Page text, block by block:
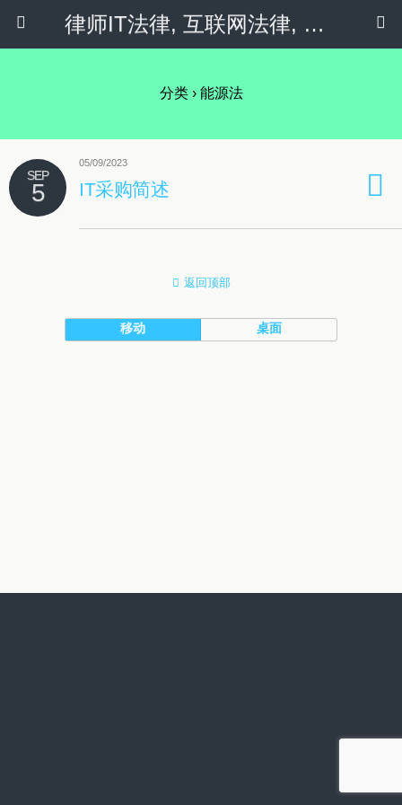
律师IT法律, 互联网法律, 隐私政策 & 社会化媒体
分类 ›能源法
SEP
5
05/09/2023
IT采购简述
返回顶部
移动 桌面